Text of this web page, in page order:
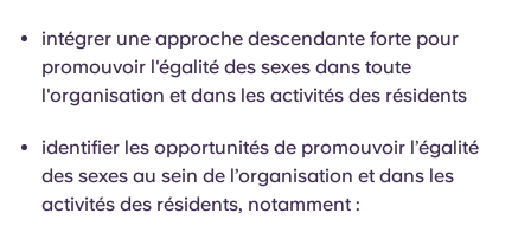
intégrer une approche descendante forte pour
promouvoir l'égalité des sexes dans toute
l'organisation et dans les activités des résidents
identifier les opportunités de promouvoir l’égalité
des sexes au sein de l’organisation et dans les
activités des résidents, notamment :